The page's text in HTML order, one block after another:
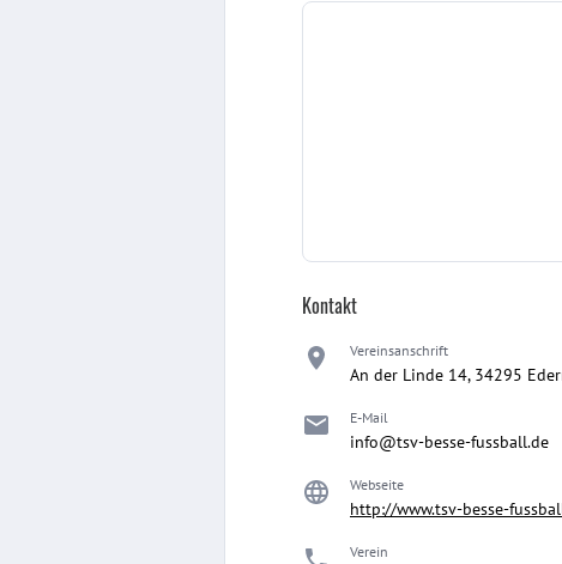
Kontakt
Vereinsanschrift
An der Linde 14, 34295
E-Mail
info@tsv-besse-fussball.de
Webseite
http://www.tsv-besse-
Verein